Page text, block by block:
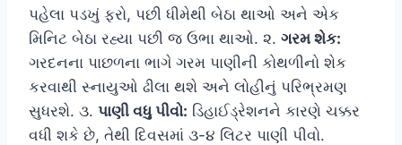
પહેલા પડખું ફરો, પછી ધીમેથી બેઠા થાઓ અને એક
મિનિટ બેઠા રહ્યા પછી જ ઉભા થાઓ. ૨. ગરમ શેક:
ગરદનના પાછળના ભાગે ગરમ પાણીની કોથળીનો શેક
કરવાથી સ્નાયુઓ ઢીલા થશે અને લોહીનું પરિભ્રમણ
સુધરશે. ૩. પાણી વધુ પીવો: ડિહાઈડ્રેશનને કારણે ચક્કર
વધી શકે છે, તેથી દિવસમાં ૩-૪ લિટર પાણી પીવો.